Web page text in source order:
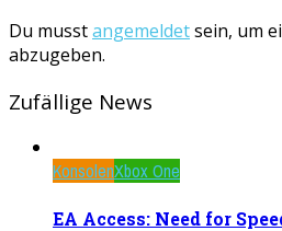
Du musstangemeldetsein, um
abzugeben.
Zufällige News
KonsolenXbox One
EA Access: Need for